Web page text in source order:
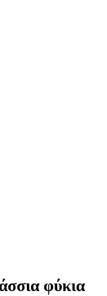
φύκια